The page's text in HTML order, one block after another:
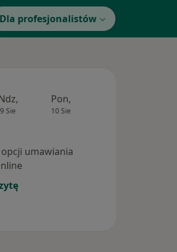
Dla profesjonalistów
9 Sie
Pon,
10 Sie
umawiania